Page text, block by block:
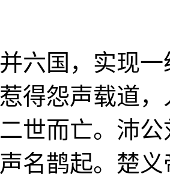
国，实现一
得怨声载道
世而亡。沛
名鹊起。楚